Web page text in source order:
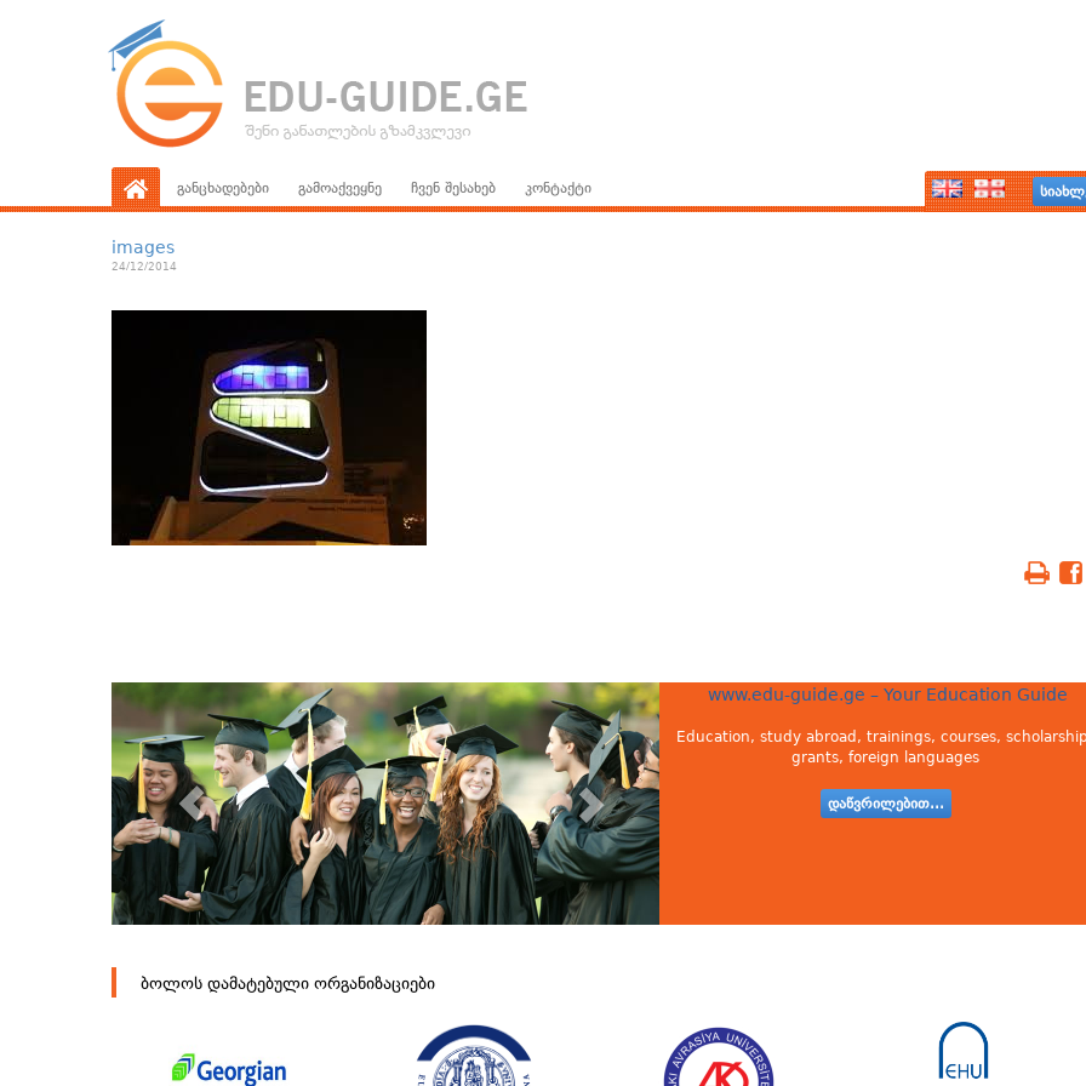
განცხადებები გამოაქვეყნე ჩვენ შესახებ კონტაქტი
images
24/12/2014
www.edu-guide.ge – Your Education Guide
Education, study abroad, trainings, courses,
grants, foreign languages
დაწვრილებით...
ბოლოს დამატებული ორგანიზაციები